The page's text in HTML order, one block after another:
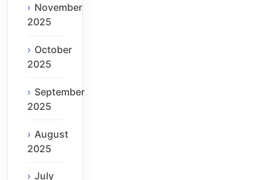
November
2025
October
2025
September
2025
August
2025
July